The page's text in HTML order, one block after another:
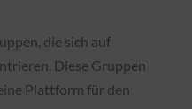
die sich auf
Diese Gruppen
Plattform für den